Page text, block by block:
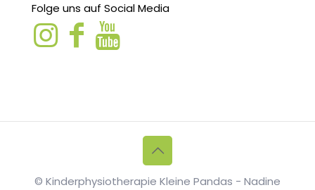
Folge uns auf Social Media
© Kinderphysiotherapie Kleine Pandas - Nadine